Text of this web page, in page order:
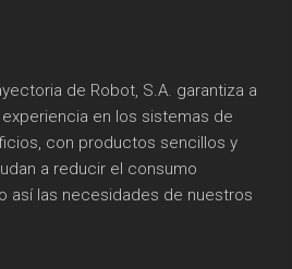
de Robot, S.A. garantiza a
experiencia en los sistemas de
con productos sencillos y
a reducir el consumo
así las necesidades de nuestros